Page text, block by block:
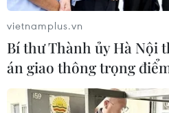
05/08/2026 06:53
Brazil hạ cấp quan hệ với
căng thẳng ngoại giao với Mỹ
05/08/2026 03:55
vietnamplus.vn
Bí thư Thành ủy Hà Nội
án giao thông trọng